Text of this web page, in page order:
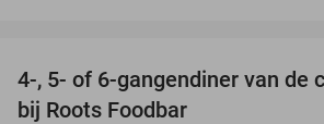
4-, 5- of 6-gangendiner van de
bij Roots Foodbar